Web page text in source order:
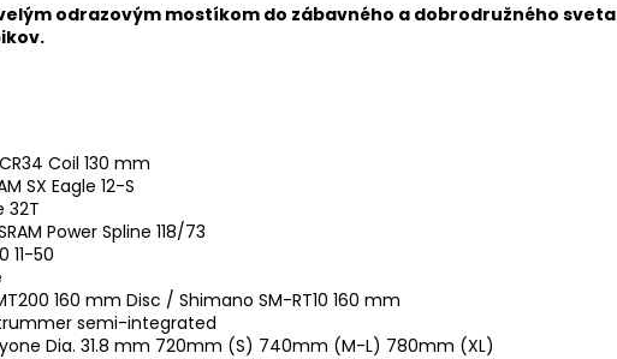
odrazovým mostíkom do zábavného a dobrodružného sveta
Coil 130 mm
SX Eagle 12-S
32T
Power Spline 118/73
11-50
160 mm Disc / Shimano SM-RT10 160 mm
semi-integrated
Dia. 31.8 mm 720mm (S) 740mm (M-L) 780mm (XL)